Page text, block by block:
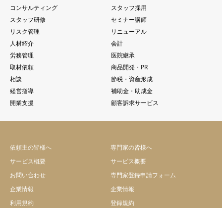
コンサルティング
スタッフ採用
スタッフ研修
セミナー講師
リスク管理
リニューアル
人材紹介
会計
労務管理
医院継承
取材依頼
商品開発・PR
相談
節税・資産形成
経営指導
補助金・助成金
開業支援
顧客訴求サービス
依頼主の皆様へ
サービス概要
お問い合わせ
企業情報
利用規約
専門家の皆様へ
サービス概要
専門家登録申請フォーム
企業情報
登録規約